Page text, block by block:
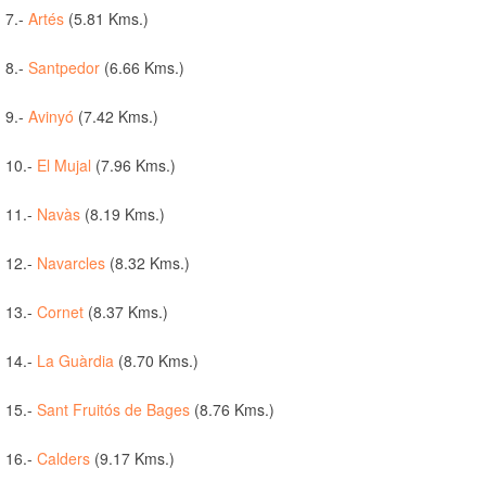
7.- Artés (5.81 Kms.)
8.- Santpedor (6.66 Kms.)
9.- Avinyó (7.42 Kms.)
10.- El Mujal (7.96 Kms.)
11.- Navàs (8.19 Kms.)
12.- Navarcles (8.32 Kms.)
13.- Cornet (8.37 Kms.)
14.- La Guàrdia (8.70 Kms.)
15.- Sant Fruitós de Bages (8.76 Kms.)
16.- Calders (9.17 Kms.)